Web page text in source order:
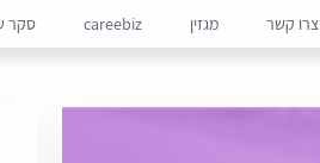
צרו קשר מגזין careebiz סקר